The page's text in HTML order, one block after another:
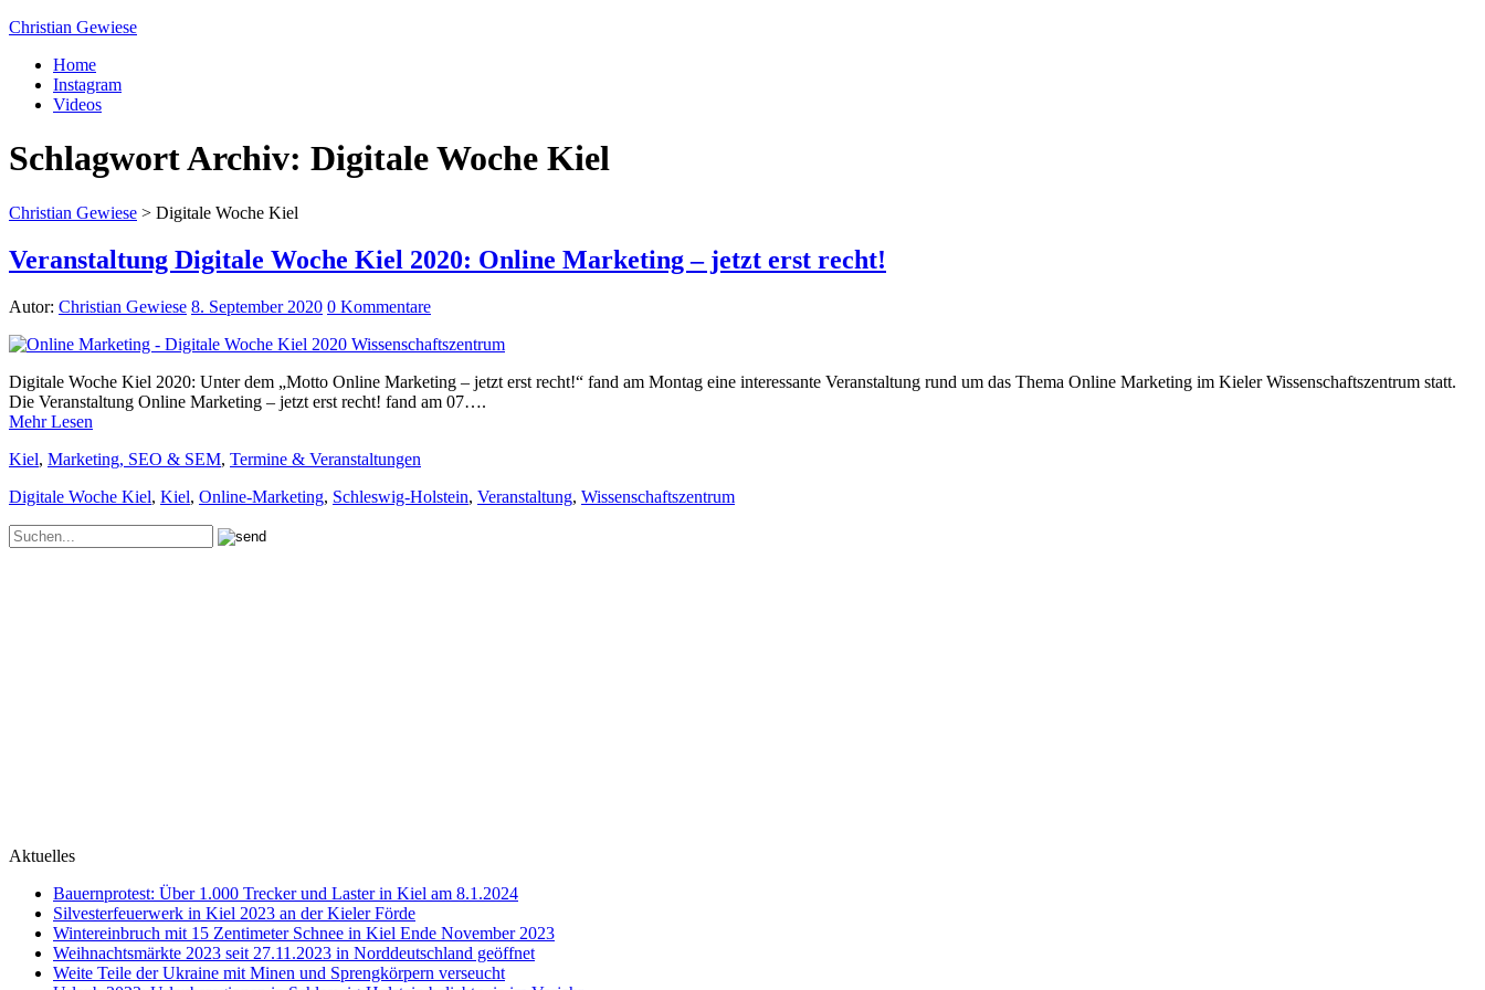
Christian Gewiese
Home
Instagram
Videos
Schlagwort Archiv: Digitale Woche Kiel
Christian Gewiese > Digitale Woche Kiel
Veranstaltung Digitale Woche Kiel 2020: Online Marketing – jetzt erst recht!
Autor: Christian Gewiese 8. September 2020 0 Kommentare
Digitale Woche Kiel 2020: Unter dem „Motto Online Marketing – jetzt erst recht!“ fand am Montag eine interessante Veranstaltung rund um das Thema Online Marketing im Kieler Wissenschaftszentrum statt.
Die Veranstaltung Online Marketing – jetzt erst recht! fand am 07….
Mehr Lesen
Kiel, Marketing, SEO & SEM, Termine & Veranstaltungen
Digitale Woche Kiel, Kiel, Online-Marketing, Schleswig-Holstein, Veranstaltung, Wissenschaftszentrum
Aktuelles
Bauernprotest: Über 1.000 Trecker und Laster in Kiel am 8.1.2024
Silvesterfeuerwerk in Kiel 2023 an der Kieler Förde
Wintereinbruch mit 15 Zentimeter Schnee in Kiel Ende November 2023
Weihnachtsmärkte 2023 seit 27.11.2023 in Norddeutschland geöffnet
Weite Teile der Ukraine mit Minen und Sprengkörpern verseucht